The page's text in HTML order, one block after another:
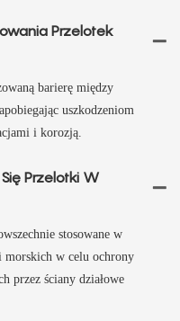
Przelotek
barierę między
uszkodzeniom
i korozją.
Przelotki W
stosowane w
morskich w celu ochrony
przez ściany działowe